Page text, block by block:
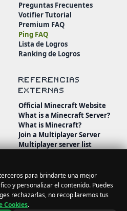
para brindarte una mejor
y personalizar el contenido. Puedes
rechazarlas, no recopilaremos tus
Cookies.
Preguntas Frecuentes
Votifier Tutorial
Premium FAQ
Ping FAQ
Lista de Logros
Ranking de Logros
REFERENCIAS
EXTERNAS
Official Minecraft Website
What is a Minecraft Server?
What is Minecraft?
Join a Multiplayer Server
Multiplayer server list